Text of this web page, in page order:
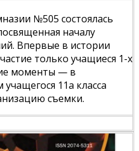
№505 состоялась
началу
Впервые в истории
только учащиеся 1-х
моменты — в
11а класса
съемки.